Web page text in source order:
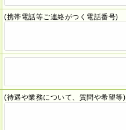
(携帯電話等ご連絡がつく電話番号)
(待遇や業務について、質問や希望等)